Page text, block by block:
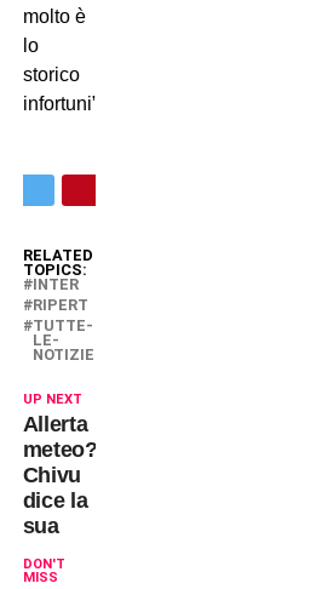
molto è
lo
storico
infortuni”.
RELATED
TOPICS:
INTER
RIPERT
TUTTE-
LE-
NOTIZIE
UP NEXT
Allerta
meteo?
Chivu
dice la
sua
DON'T
MISS